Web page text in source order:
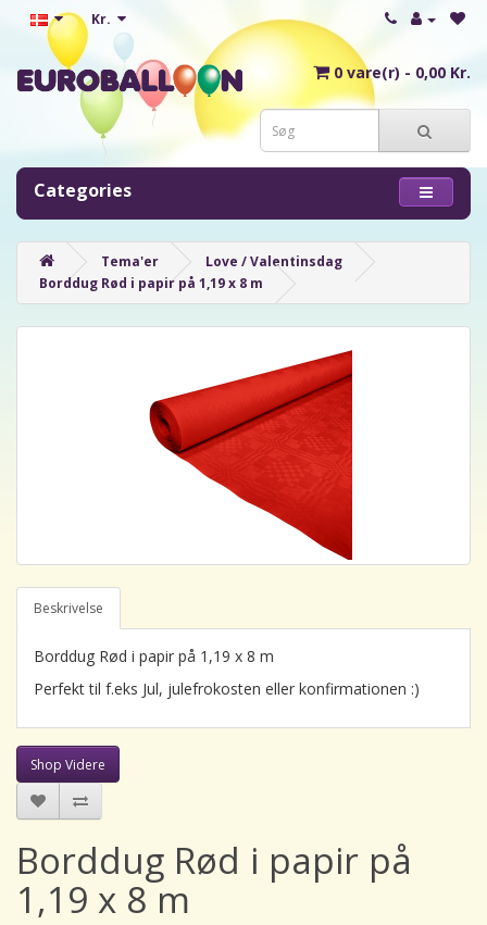
Kr.
0 vare(r) - 0,00 Kr.
Categories
Tema'er
Love / Valentinsdag
Borddug Rød i papir på 1,19 x 8 m
Beskrivelse
Borddug Rød i papir på 1,19 x 8 m
Perfekt til f.eks Jul, julefrokosten eller konfirmationen :)
Shop Videre
Borddug Rød i papir på
1,19 x 8 m